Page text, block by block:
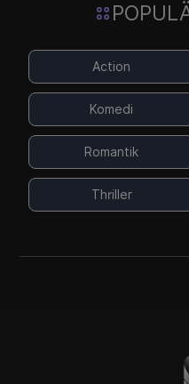
Action
Komedi
Romantik
Thriller